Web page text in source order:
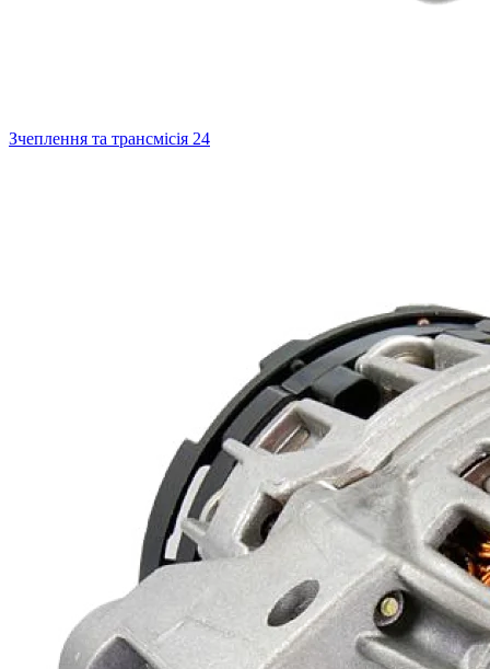
Зчеплення та трансмісія 24